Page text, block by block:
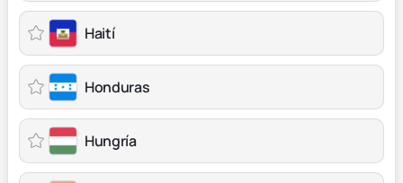
Haití
Honduras
Hungría